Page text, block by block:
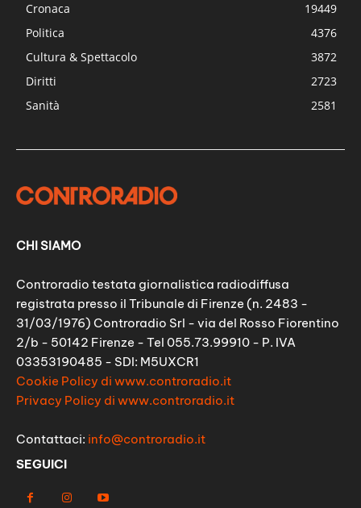
Cronaca
19449
Politica
4376
Cultura & Spettacolo
3872
Diritti
2723
Sanità
2581
CHI SIAMO
Controradio testata giornalistica radiodiffusa
registrata presso il Tribunale di Firenze (n. 2483 -
31/03/1976) Controradio Srl - via del Rosso Fiorentino
2/b - 50142 Firenze - Tel 055.73.99910 - P. IVA
03353190485 - SDI: M5UXCR1
Cookie Policy di www.controradio.it
Privacy Policy di www.controradio.it
Contattaci: info@controradio.it
SEGUICI